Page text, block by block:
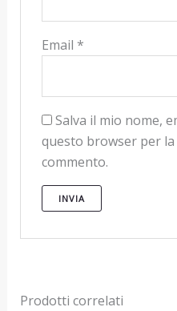
Email *
Salva il mio nome,
questo browser per
commento.
Prodotti correlati